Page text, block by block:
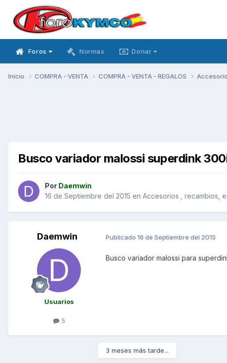
Foros Normas Donar
Inicio COMPRA - VENTA COMPRA - VENTA - REGALOS
Busco variador malossi superdink
Por Daemwin
16 de Septiembre del 2015 en Accesorios , recambios,
Daemwin
Usuarios
5
Publicado 16 de Septiembre del 2015
Busco variador malossi para
3 meses más tarde...